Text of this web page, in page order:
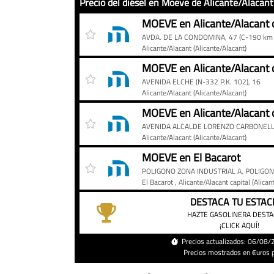
del
Moeve
Alicante/Alacant
capital
PrecioMOEVE en Alicante/Alacant
AVDA. DE LA CONDOMINA, 47 (C-190
Alicante/Alacant(Alicante/Alacant)
MOEVE en Alicante/Alacant
AVENIDA ELCHE (N-332 P.K. 102), 16
Alicante/Alacant(Alicante/Alacant)
MOEVE en Alicante/Alacant
AVENIDA ALCALDE LORENZO
Alicante/Alacant(Alicante/Alacant)
MOEVE en El Bacarot
POLIGONO ZONA INDUSTRIAL A,
El Bacarot, Alicante/Alacant capital
DESTACA TU
HAZTE GASOLINERA
¡CLICK AQUÍ!
Precios actualizados: 06/
Precios mostrados en €uros